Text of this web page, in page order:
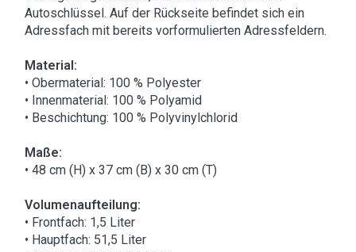
Autoschlüssel. Auf der Rückseite befindet sich ein
Adressfach mit bereits vorformulierten Adressfeldern.
Material:
• Obermaterial: 100 % Polyester
• Innenmaterial: 100 % Polyamid
• Beschichtung: 100 % Polyvinylchlorid
Maße:
• 48 cm (H) x 37 cm (B) x 30 cm (T)
Volumenaufteilung:
• Frontfach: 1,5 Liter
• Hauptfach: 51,5 Liter